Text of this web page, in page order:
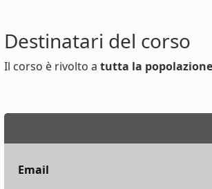
Destinatari del corso
Il corso è rivolto a tutta la popolazione
Email